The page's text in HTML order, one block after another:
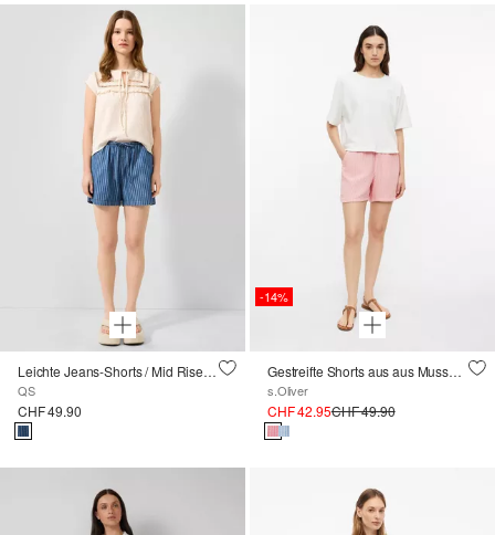
Leichte Jeans-Shorts / Mid Rise / Relaxed Fit
QS
CHF 49.90
-14%
Gestreifte Shorts aus aus Musselin
s.Oliver
CHF 42.95CHF 49.90